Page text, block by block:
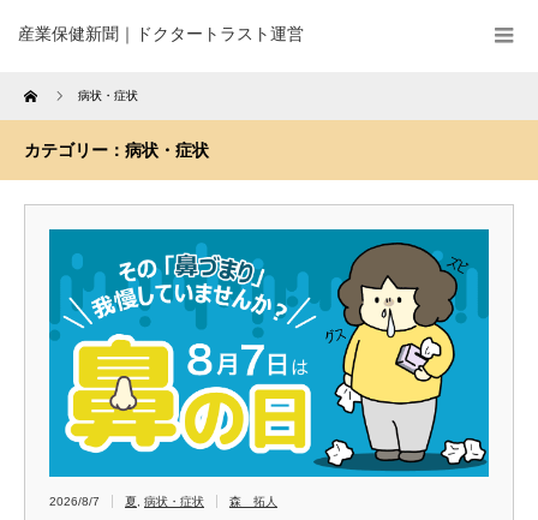
産業保健新聞｜ドクタートラスト運営
Home 病状・症状
カテゴリー：病状・症状
2026/8/7 夏 病状・症状 森 拓人